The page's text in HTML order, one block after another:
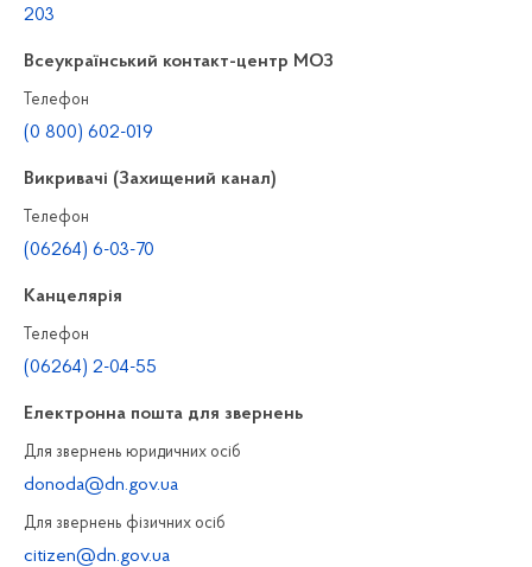
203
Всеукраїнський контакт-центр МОЗ
Телефон
(0 800) 602-019
Викривачі (Захищений канал)
Телефон
(06264) 6-03-70
Канцелярiя
Телефон
(06264) 2-04-55
Електронна пошта для звернень
Для звернень юридичних осiб
donoda@dn.gov.ua
Для звернень фізичних осiб
citizen@dn.gov.ua